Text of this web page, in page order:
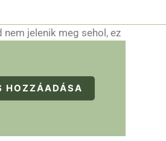
jelenik meg sehol, ez
HOZZÁADÁSA